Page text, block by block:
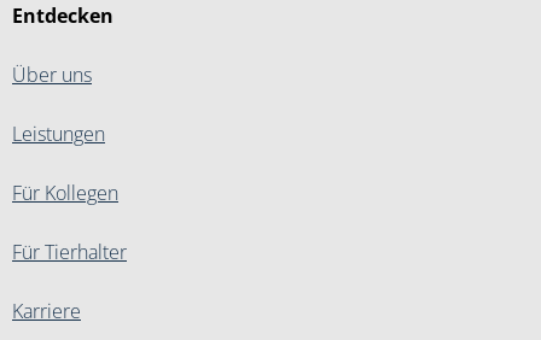
Entdecken
Über uns
Leistungen
Für Kollegen
Für Tierhalter
Karriere